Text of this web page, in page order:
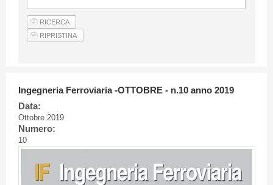
Articoli
Ingegneria Ferroviaria -OTTOBRE - n.10 anno 2019
Data:
Ottobre 2019
Numero:
10